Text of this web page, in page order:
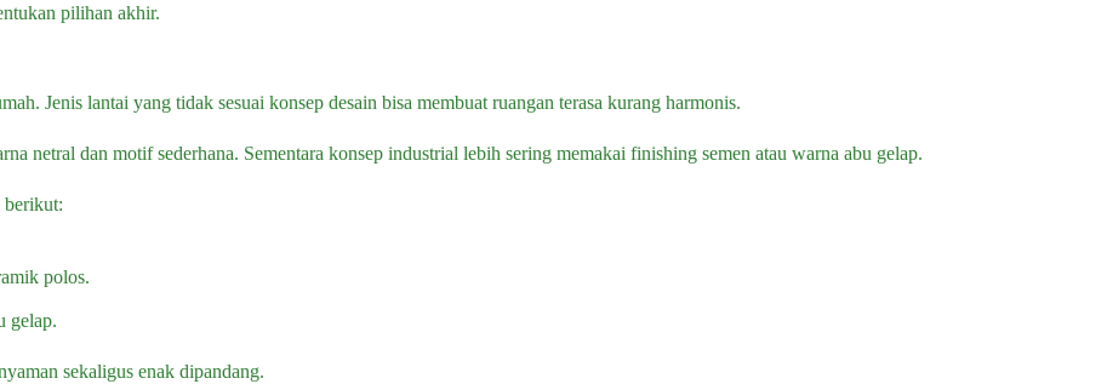
pilihan akhir.
Jenis lantai yang tidak sesuai konsep desain bisa membuat ruangan terasa kurang harmonis.
netral dan motif sederhana. Sementara konsep industrial lebih sering memakai finishing semen atau warna abu gelap.
berikut:
polos.
gelap.
sekaligus enak dipandang.